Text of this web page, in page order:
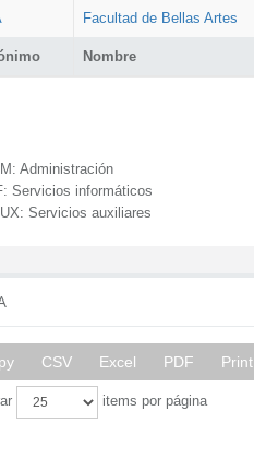
Nombre
Facultad de Bellas Artes
Administración
Servicios informáticos
Servicios auxiliares
CSV Excel PDF Print
items por página